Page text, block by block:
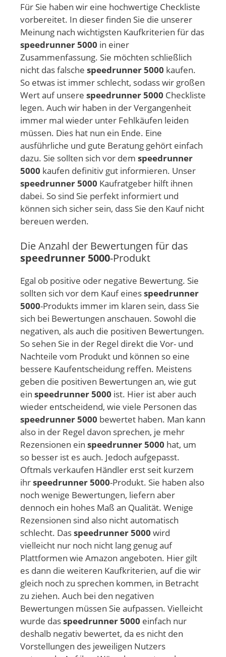
Für Sie haben wir eine hochwertige Checkliste
vorbereitet. In dieser finden Sie die unserer
Meinung nach wichtigsten Kaufkriterien für das
speedrunner 5000 in einer
Zusammenfassung. Sie möchten schließlich
nicht das falsche speedrunner 5000 kaufen.
So etwas ist immer schlecht, sodass wir großen
Wert auf unsere speedrunner 5000 Checkliste
legen. Auch wir haben in der Vergangenheit
immer mal wieder unter Fehlkäufen leiden
müssen. Dies hat nun ein Ende. Eine
ausführliche und gute Beratung gehört einfach
dazu. Sie sollten sich vor dem speedrunner
5000 kaufen definitiv gut informieren. Unser
speedrunner 5000 Kaufratgeber hilft ihnen
dabei. So sind Sie perfekt informiert und
können sich sicher sein, dass Sie den Kauf nicht
bereuen werden.
Die Anzahl der Bewertungen für das
speedrunner 5000-Produkt
Egal ob positive oder negative Bewertung. Sie
sollten sich vor dem Kauf einesspeedrunner
5000-Produkts immer im klaren sein, dass Sie
sich bei Bewertungen anschauen. Sowohl die
negativen, als auch die positiven Bewertungen.
So sehen Sie in der Regel direkt die Vor- und
Nachteile vom Produkt und können so eine
bessere Kaufentscheidung reffen. Meistens
geben die positiven Bewertungen an, wie gut
ein speedrunner 5000 ist. Hier ist aber auch
wieder entscheidend, wie viele Personen das
speedrunner 5000 bewertet haben. Man kann
also in der Regel davon sprechen, je mehr
Rezensionen ein speedrunner 5000 hat, um
so besser ist es auch. Jedoch aufgepasst.
Oftmals verkaufen Händler erst seit kurzem
ihrspeedrunner 5000-Produkt. Sie haben also
noch wenige Bewertungen, liefern aber
dennoch ein hohes Maß an Qualität. Wenige
Rezensionen sind also nicht automatisch
schlecht. Dasspeedrunner 5000 wird
vielleicht nur noch nicht lang genug auf
Plattformen wie Amazon angeboten. Hier gilt
es dann die weiteren Kaufkriterien, auf die wir
gleich noch zu sprechen kommen, in Betracht
zu ziehen. Auch bei den negativen
Bewertungen müssen Sie aufpassen. Vielleicht
wurde dasspeedrunner 5000 einfach nur
deshalb negativ bewertet, da es nicht den
Vorstellungen des jeweiligen Nutzers